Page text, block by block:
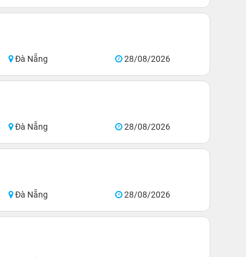
Đà Nẵng 28/08/2026
Đà Nẵng 28/08/2026
Đà Nẵng 28/08/2026